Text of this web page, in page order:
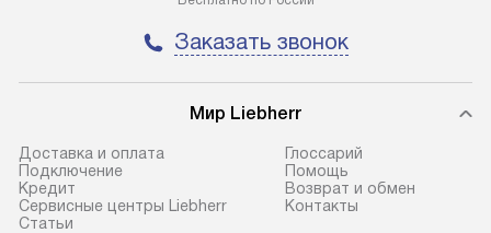
условия доставки у менеджера при
В оговоренный день служба
прибор до подъезда. Если
требуется переместить прибор
до двери квартиры или до места
Готовые
предполагают
холодильников
требующим
Заказать звонок
Мир Liebherr
Доставка и оплата
Подключение
Кредит
Сервисные центры Liebherr
Cтатьи
Глоссарий
Помощь
Возврат и обмен
Контакты